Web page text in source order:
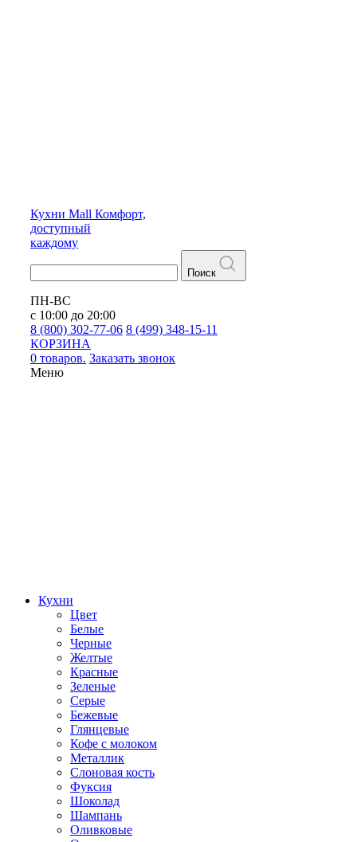
Кухни Mall Комфорт,
доступный
каждому
Поиск
ПН-ВС
с 10:00 до 20:00
8 (800) 302-77-06 8 (499) 348-15-11
КОРЗИНА
0 товаров. Заказать звонок
Меню
Кухни
Цвет
Белые
Черные
Желтые
Красные
Зеленые
Серые
Бежевые
Глянцевые
Кофе с молоком
Металлик
Слоновая кость
Фуксия
Шоколад
Шампань
Оливковые